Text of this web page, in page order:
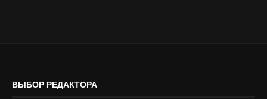
ВЫБОР РЕДАКТОРА